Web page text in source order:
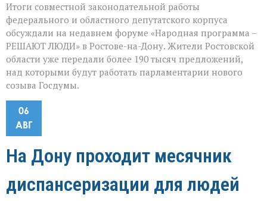
Итоги совместной законодательной работы
федерального и областного депутатского корпуса
обсуждали на недавнем форуме «Народная программа –
РЕШАЮТ ЛЮДИ» в Ростове-на-Дону. Жители Ростовской
области уже передали более 190 тысяч предложений,
над которыми будут работать парламентарии нового
созыва Госдумы.
06
АВГ
На Дону проходит месячник
диспансеризации для людей